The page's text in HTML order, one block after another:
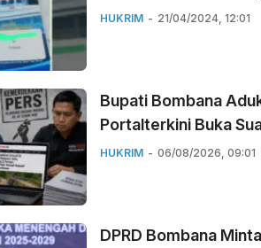
HUKRIM 21/04/2024, 12:01
Bupati Bombana
Portalterkini Buka
HUKRIM 06/08/2026, 09:01
DPRD Bombana